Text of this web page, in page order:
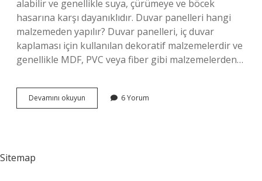
alabilir ve genellikle suya, çürümeye ve böcek
hasarına karşı dayanıklıdır. Duvar panelleri hangi
malzemeden yapılır? Duvar panelleri, iç duvar
kaplaması için kullanılan dekoratif malzemelerdir ve
genellikle MDF, PVC veya fiber gibi malzemelerden…
Devamını okuyun
Çıtası
6 Yorum
Sitemap